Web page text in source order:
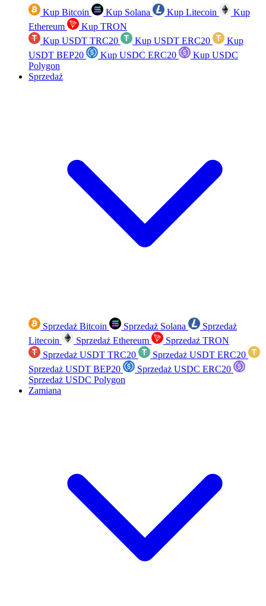
Kup Bitcoin Kup Solana Kup Litecoin
Kup
Ethereum
Kup TRON
Kup USDT TRC20
Kup USDT ERC20
Kup
USDT BEP20
Kup USDC ERC20
Kup USDC
Polygon
Sprzedaż
Sprzedaż Bitcoin Sprzedaż Solana
Sprzedaż
Litecoin
Sprzedaż Ethereum
Sprzedaż TRON
Sprzedaż USDT TRC20
Sprzedaż USDT ERC20
Sprzedaż USDT BEP20
Sprzedaż USDC ERC20
Sprzedaż USDC Polygon
Zamiana